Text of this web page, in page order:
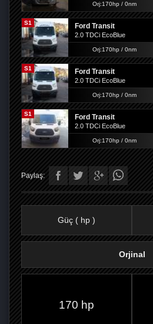
Orj:170hp / 0nm
S1 Ford Transit
2.0 TDCi EcoBlue
Orj:170hp / 0nm
S1 Ford Transit
2.0 TDCi EcoBlue
Orj:170hp / 0nm
S1 Ford Transit
2.0 TDCi EcoBlue
Orj:170hp / 0nm
Paylaş:
Güç ( hp )
Orjinal
170 hp